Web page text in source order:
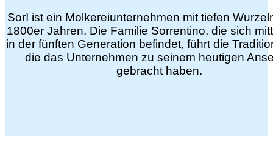
Sorì ist ein Molkereiunternehmen mit tiefen
1800er Jahren. Die Familie Sorrentino, die sich
in der fünften Generation befindet, führt die
die das Unternehmen zu seinem heutigen
gebracht haben.